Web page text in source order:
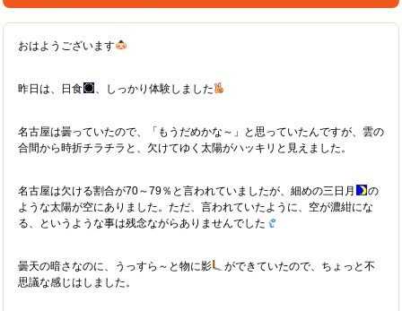
おはようございます
昨日は、日食 、しっかり体験しました
名古屋は曇っていたので、「もうだめかな～」と思っていたんですが、雲の
合間から時折チラチラと、欠けてゆく太陽がハッキリと見えました。
名古屋は欠ける割合が70～79％と言われていましたが、細めの三日月
の
ような太陽が空にありました。ただ、言われていたように、空が濃紺にな
る、というような事は残念ながらありませんでした
曇天の暗さなのに、うっすら～と物に影
ができていたので、ちょっと不
思議な感じはしました。